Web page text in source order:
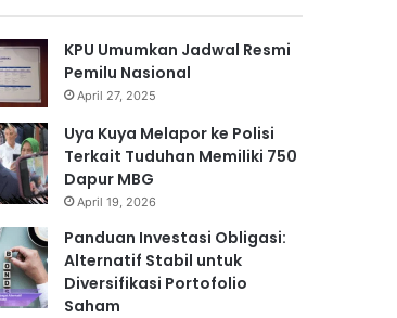
KPU Umumkan Jadwal Resmi
Pemilu Nasional
April 27, 2025
Uya Kuya Melapor ke Polisi
Terkait Tuduhan Memiliki 750
Dapur MBG
April 19, 2026
Panduan Investasi Obligasi:
Alternatif Stabil untuk
Diversifikasi Portofolio
Saham